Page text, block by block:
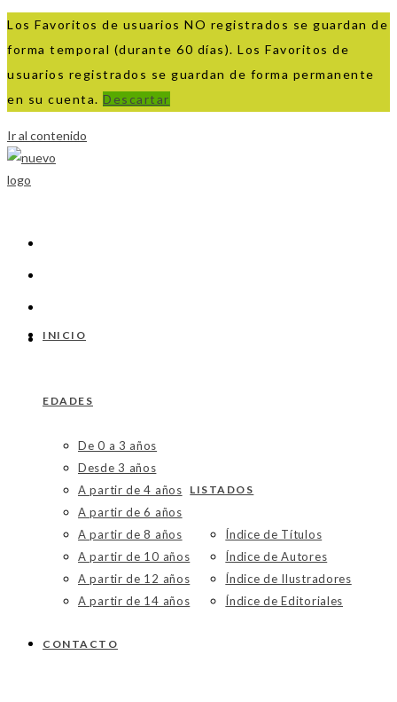
Los Favoritos de usuarios NO registrados se guardan de
forma temporal (durante 60 días). Los Favoritos de
usuarios registrados se guardan de forma permanente
en su cuenta. Descartar
Ir al contenido
INICIO
EDADES
De 0 a 3 años
Desde 3 años
A partir de 4 años
A partir de 6 años
A partir de 8 años
A partir de 10 años
A partir de 12 años
A partir de 14 años
LISTADOS
Índice de Títulos
Índice de Autores
Índice de Ilustradores
Índice de Editoriales
CONTACTO